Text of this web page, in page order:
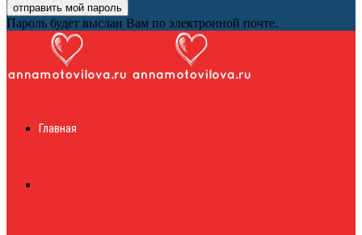
Пароль будет выслан Вам по электронной почте.
журналГлавная